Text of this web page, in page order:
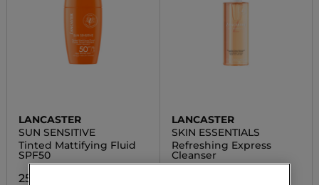
LANCASTER
SUN SENSITIVE
Tinted Mattifying Fluid
SPF50
25,20 €
LANCASTER
SKIN ESSENTIALS
Refreshing Express
Cleanser